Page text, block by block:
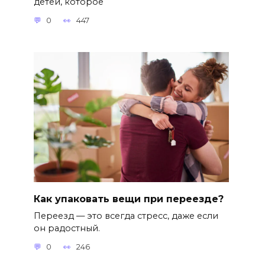
0 447
Как упаковать вещи при переезде?
Переезд — это всегда стресс, даже если
он радостный.
0 246